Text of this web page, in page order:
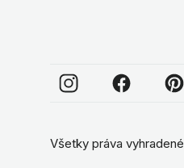
Všetky práva vyhradené